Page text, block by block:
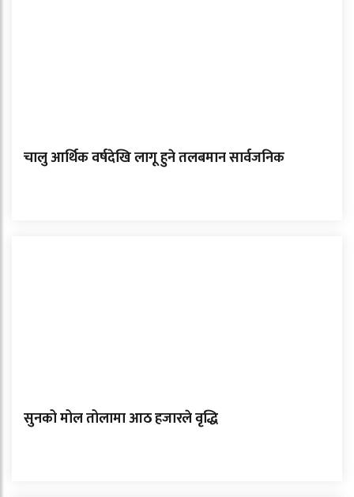
चालु आर्थिक वर्षदेखि लागू हुने तलबमान सार्वजनिक
सुनको मोल तोलामा आठ हजारले वृद्धि